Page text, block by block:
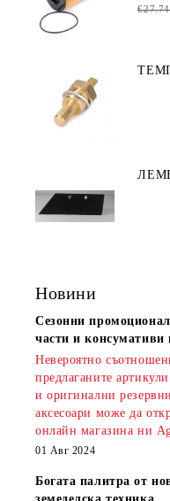
Новини
Сезонни
части и консумативи
Невероятно
предлаганите
и оригинални
аксесоари може да
онлайн магазина ни
01 Авг 2024
Богата палитра от